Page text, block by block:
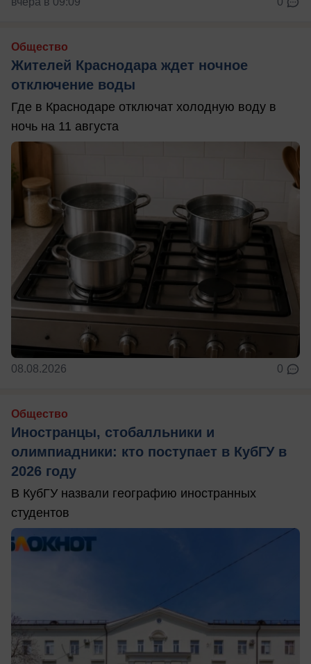
Общество
Жителей Краснодара ждет ночное
отключение воды
Где в Краснодаре отключат холодную воду в
ночь на 11 августа
08.08.2026 0
Общество
Иностранцы, стобалльники и
олимпиадники: кто поступает в КубГУ в
2026 году
В КубГУ назвали географию иностранных
студентов